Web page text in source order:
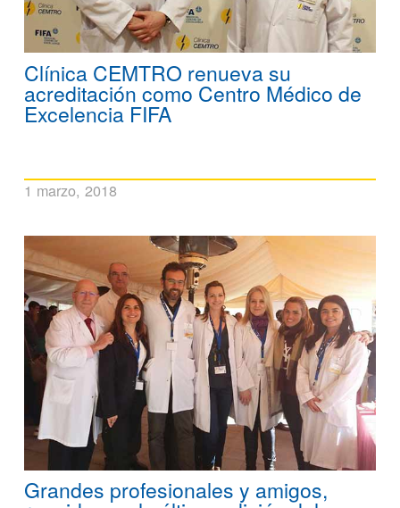
Clínica CEMTRO renueva su
acreditación como Centro Médico de
Excelencia FIFA
1 marzo, 2018
Grandes profesionales y amigos,